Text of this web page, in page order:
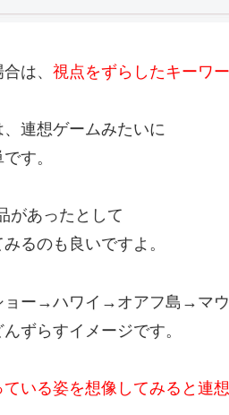
は、 視点をずらしたキーワ
連想ゲームみたいに
す。
があったとして
るのも良いですよ。
ー→ハワイ→オアフ島→マ
ずらすイメージです。
いる姿を想像してみると連想